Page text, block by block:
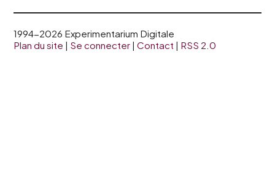
1994-2026 Experimentarium Digitale
Plan du site | Se connecter |Contact | RSS 2.0